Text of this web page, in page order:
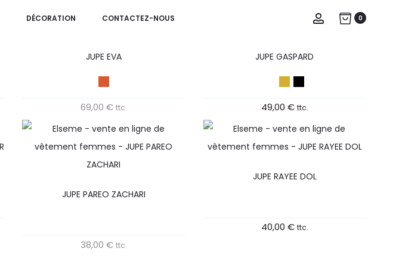
DÉCORATION CONTACTEZ-NOUS Account0
JUPE EVA
69,00 € ttc.
JUPE GASPARD
49,00 € ttc.
JUPE PAREO ZACHARI
38,00 € ttc.
JUPE RAYEE DOL
40,00 € ttc.